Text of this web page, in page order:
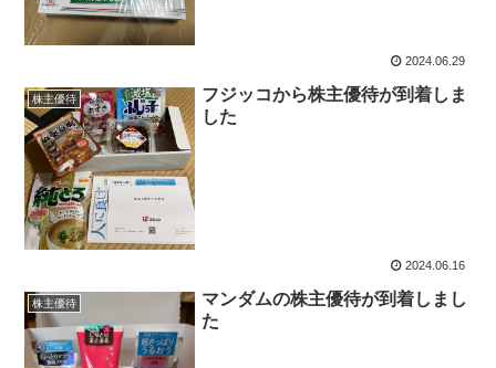
2024.06.29
株主優待
フジッコから株主優待が到着しま
した
2024.06.16
株主優待
マンダムの株主優待が到着しまし
た